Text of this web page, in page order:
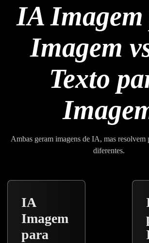
IA Imagem
Imagem
Texto
Ambas geram imagens de IA, mas resolvem
diferentes.
IA
Imagem
para